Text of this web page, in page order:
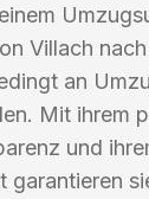
Villach
an
Mit ihrem
und
garantieren